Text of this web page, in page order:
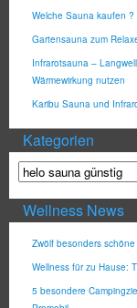
Welche Sauna kaufen
Gartensauna zum
Infrarotsauna –
Wärmewirkung nutzen
Karibu Sauna und
Kategorien
Wellness News
Zwölf besonders
Wellness für zu Hause:
5 besondere